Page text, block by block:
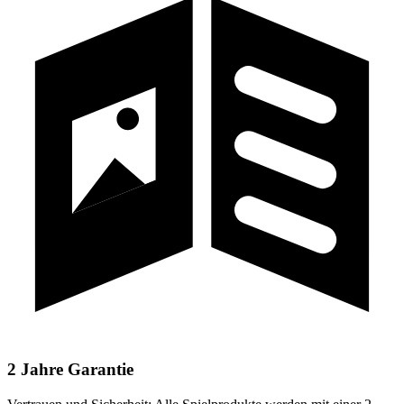
2 Jahre Garantie